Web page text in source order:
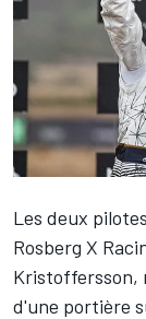
Les deux
Rosberg X
Kristoffersson,
d'une portière